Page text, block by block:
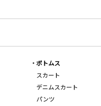
ボトムス
スカート
デニムスカート
パンツ